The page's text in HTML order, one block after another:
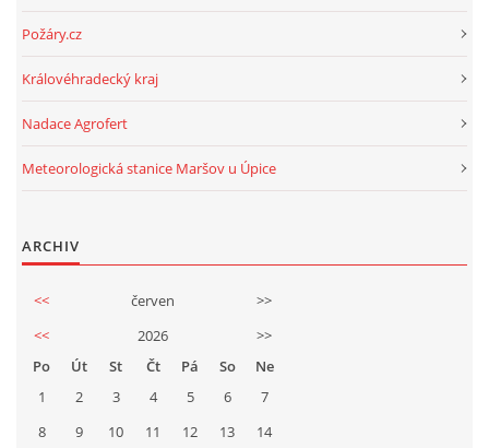
Požáry.cz
Královéhradecký kraj
Nadace Agrofert
Meteorologická stanice Maršov u Úpice
ARCHIV
<< červen
>>
<<
2026
>>
Po
Út St Čt Pá So
Ne
1
2 3 4 5 6
7
8
9 10 11 12 13 14